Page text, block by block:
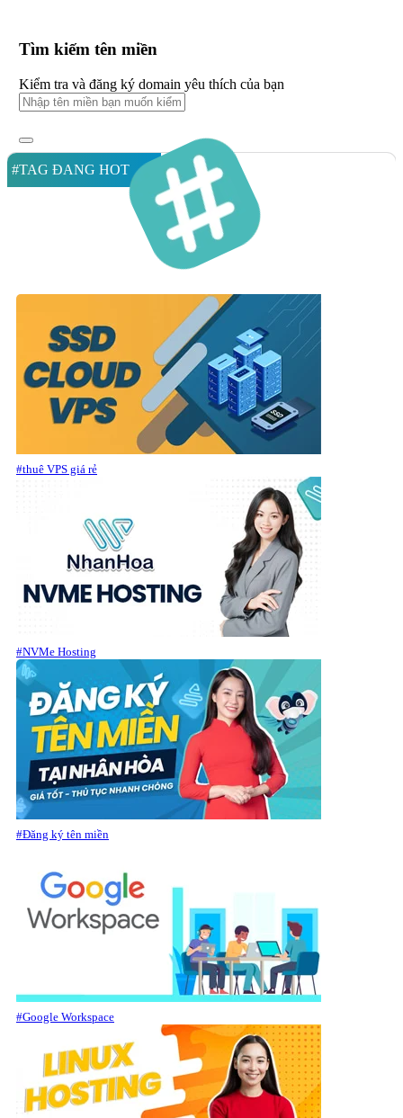
Tìm kiếm tên miền
Kiểm tra và đăng ký domain yêu thích của bạn
#TAG ĐANG HOT
#thuê VPS giá rẻ
#NVMe Hosting
#Đăng ký tên miền
#Google Workspace